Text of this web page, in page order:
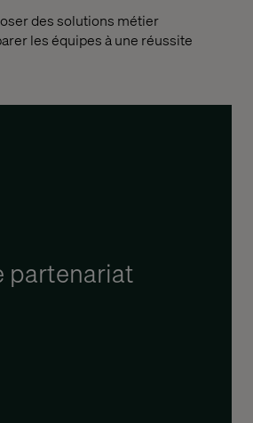
des solutions métier
les équipes à une réussite
partenariat